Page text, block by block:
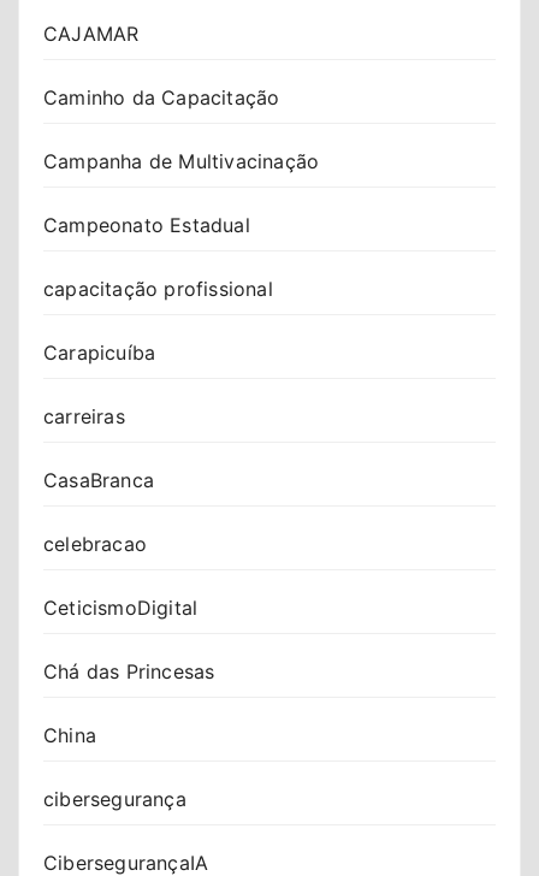
CAJAMAR
Caminho da Capacitação
Campanha de Multivacinação
Campeonato Estadual
capacitação profissional
Carapicuíba
carreiras
CasaBranca
celebracao
CeticismoDigital
Chá das Princesas
China
cibersegurança
CibersegurançaIA